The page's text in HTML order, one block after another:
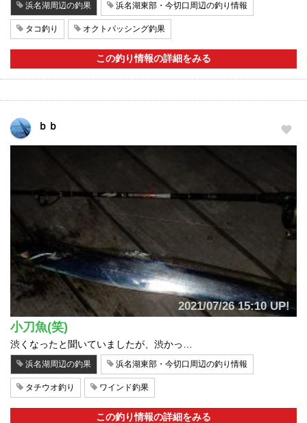
浜名湖周辺の釣果 浜名湖東部・今切口周辺の釣り情報
タコ釣り オクトパッシング釣果
この釣り情報の詳細をみる
ｂｂ
2021/07/26 15:10 UP!
小刀魚(笑)
渋くなったと聞いていましたが、渋かっ…
浜名湖周辺の釣果 浜名湖東部・今切口周辺の釣り情報
タチウオ釣り ワインド釣果
この釣り情報の詳細をみる